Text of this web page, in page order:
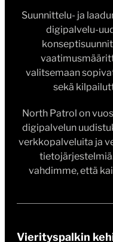
Suunnittelu- ja
digipalvelu-
valitsemaan
sekä
North Patrol on
digipalvelun
verkkopalveluita ja
vahdimme, että
Vierityspalkin